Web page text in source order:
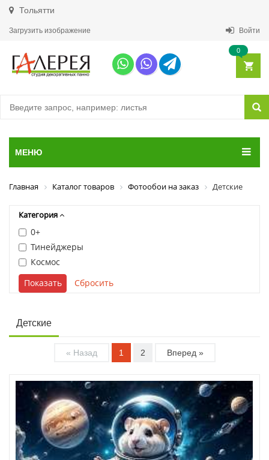
Тольятти
Загрузить изображение Войти
0
МЕНЮ
Главная Каталог товаров Фотообои на заказ Детские
Категория
0+
Тинейджеры
Космос
Детские
« Назад 1 2 Вперед »